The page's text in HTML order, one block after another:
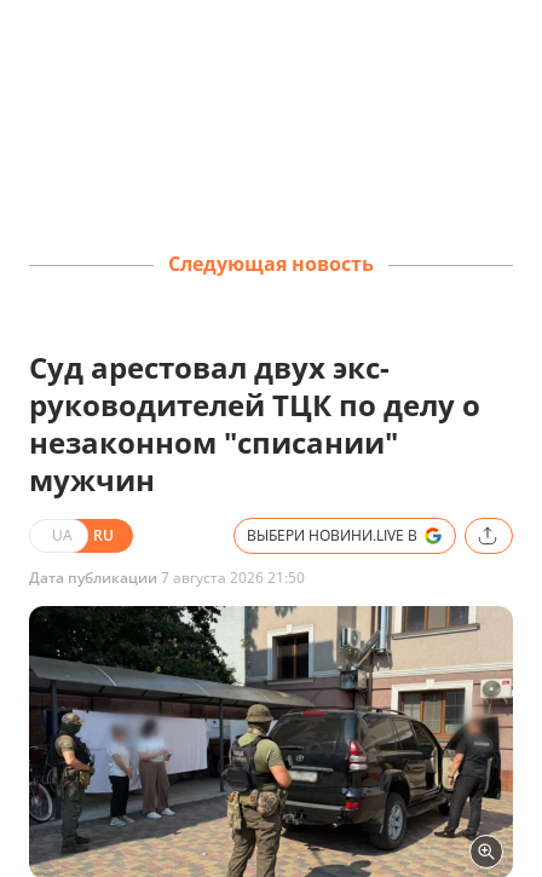
Следующая новость
Суд арестовал двух экс-
руководителей ТЦК по делу о
незаконном "списании"
мужчин
UA RU ВЫБЕРИ НОВИНИ.LIVE В
Дата публикации 7 августа 2026 21:50